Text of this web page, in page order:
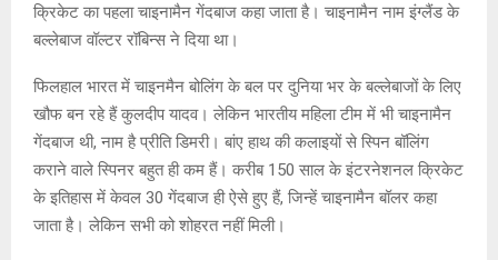
क्रिकेट का पहला चाइनामैन गेंदबाज कहा जाता है। चाइनामैन नाम इंग्लैंड के
बल्लेबाज वॉल्टर रॉबिन्स ने दिया था।
फिलहाल भारत में चाइनमैन बोलिंग के बल पर दुनिया भर के बल्लेबाजों के लिए
खौफ बन रहे हैं कुलदीप यादव। लेकिन भारतीय महिला टीम में भी चाइनामैन
गेंदबाज थी, नाम है प्रीति डिमरी। बांए हाथ की कलाइयों से स्पिन बॉलिंग
कराने वाले स्पिनर बहुत ही कम हैं। करीब 150 साल के इंटरनेशनल क्रिकेट
के इतिहास में केवल 30 गेंदबाज ही ऐसे हुए हैं, जिन्हें चाइनामैन बॉलर कहा
जाता है। लेकिन सभी को शोहरत नहीं मिली।